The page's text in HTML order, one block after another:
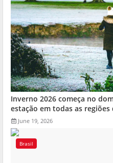
Inverno 2026 começa no
estação em todas as regiões
June 19, 2026
Brasil